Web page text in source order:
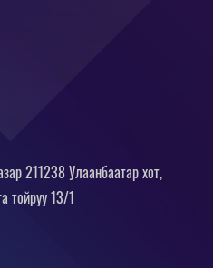
211238 Улаанбаатар хот,
тойруу 13/1